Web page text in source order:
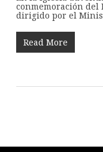
conmemoración
dirigido por el
Read More